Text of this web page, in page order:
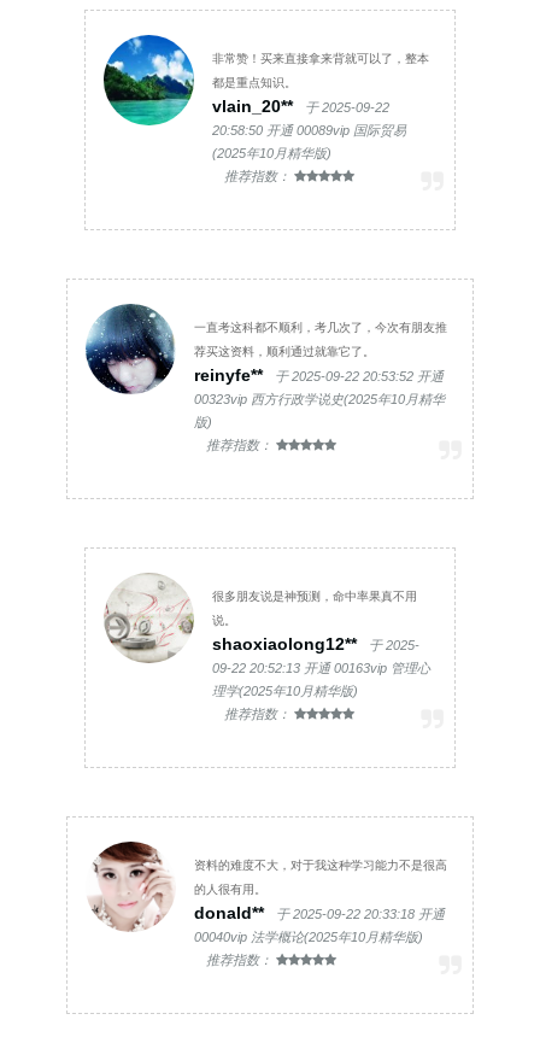
非常赞！买来直接拿来背就可以了，整本
都是重点知识。
vlain_20**
于 2025-09-22
20:58:50 开通 00089vip 国际贸易
(2025年10月精华版)
推荐指数：
一直考这科都不顺利，考几次了，今次有朋友推
荐买这资料，顺利通过就靠它了。
reinyfe**
于 2025-09-22 20:53:52 开通
00323vip 西方行政学说史(2025年10月精华
版)
推荐指数：
很多朋友说是神预测，命中率果真不用
说。
shaoxiaolong12**
于 2025-
09-22 20:52:13 开通 00163vip 管理心
理学(2025年10月精华版)
推荐指数：
资料的难度不大，对于我这种学习能力不是很高
的人很有用。
donald**
于 2025-09-22 20:33:18 开通
00040vip 法学概论(2025年10月精华版)
推荐指数：